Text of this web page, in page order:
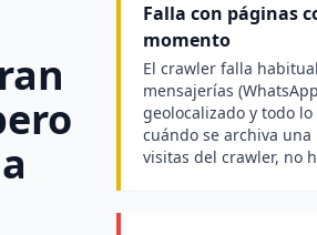
Falla con páginas
momento
El crawler falla
mensajerías
geolocalizado y todo
cuándo se archiva
visitas del crawler, no